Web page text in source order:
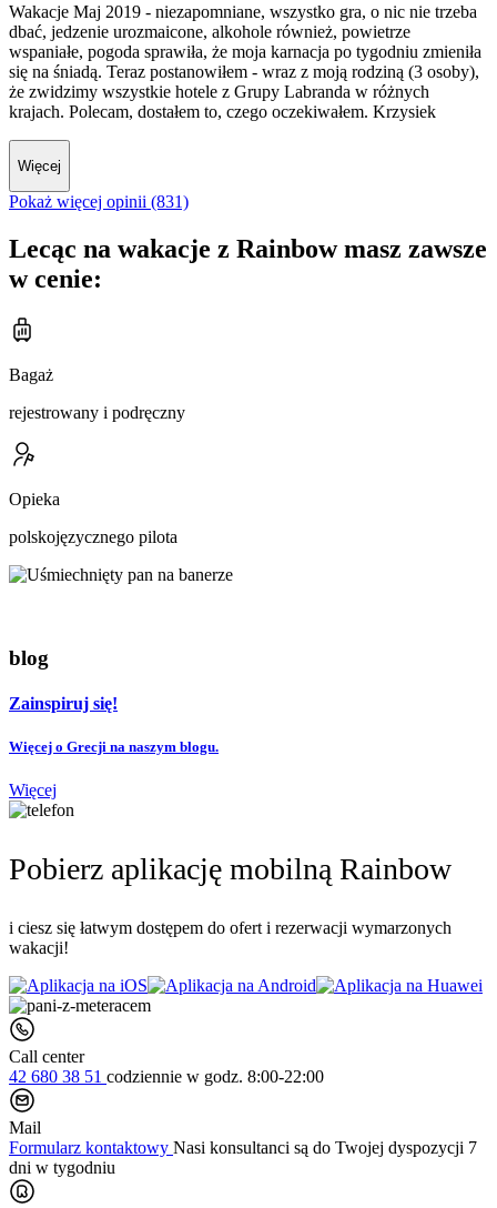
Wakacje Maj 2019 - niezapomniane, wszystko gra, o nic nie trzeba
dbać, jedzenie urozmaicone, alkohole również, powietrze
wspaniałe, pogoda sprawiła, że moja karnacja po tygodniu zmieniła
się na śniadą. Teraz postanowiłem - wraz z moją rodziną (3 osoby),
że zwidzimy wszystkie hotele z Grupy Labranda w różnych
krajach. Polecam, dostałem to, czego oczekiwałem. Krzysiek
Więcej
Pokaż więcej opinii (831)
Lecąc na wakacje z Rainbow masz zawsze
w cenie:
Bagaż
rejestrowany i podręczny
Opieka
polskojęzycznego pilota
blog
Zainspiruj się!
Więcej o Grecji na naszym blogu.
Więcej
Pobierz aplikację mobilną Rainbow
i ciesz się łatwym dostępem do ofert i rezerwacji wymarzonych
wakacji!
Call center
42 680 38 51 codziennie w godz. 8:00-22:00
Mail
Formularz kontaktowy Nasi konsultanci są do Twojej dyspozycji 7
dni w tygodniu